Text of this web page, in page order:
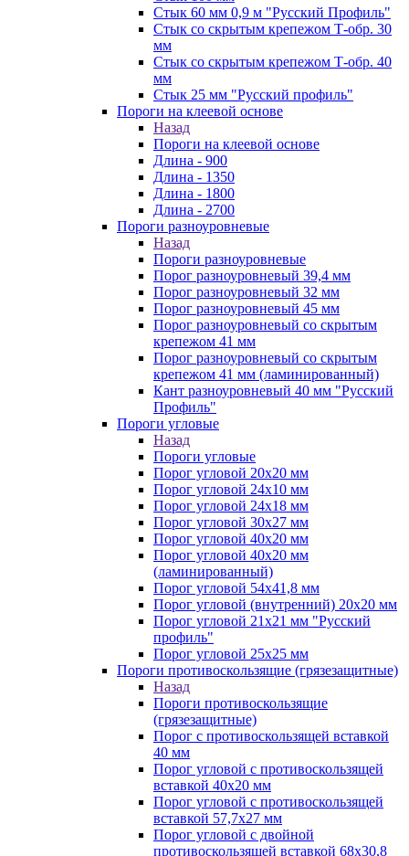
Стык 60 мм 0,9 м "Русский Профиль"
Стык со скрытым крепежом Т-обр. 30
мм
Стык со скрытым крепежом Т-обр. 40
мм
Стык 25 мм "Русский профиль"
Пороги на клеевой основе
Назад
Пороги на клеевой основе
Длина - 900
Длина - 1350
Длина - 1800
Длина - 2700
Пороги разноуровневые
Назад
Пороги разноуровневые
Порог разноуровневый 39,4 мм
Порог разноуровневый 32 мм
Порог разноуровневый 45 мм
Порог разноуровневый со скрытым
крепежом 41 мм
Порог разноуровневый со скрытым
крепежом 41 мм (ламинированный)
Кант разноуровневый 40 мм "Русский
Профиль"
Пороги угловые
Назад
Пороги угловые
Порог угловой 20х20 мм
Порог угловой 24х10 мм
Порог угловой 24х18 мм
Порог угловой 30х27 мм
Порог угловой 40х20 мм
Порог угловой 40х20 мм
(ламинированный)
Порог угловой 54х41,8 мм
Порог угловой (внутренний) 20х20 мм
Порог угловой 21х21 мм "Русский
профиль"
Порог угловой 25х25 мм
Пороги противоскользящие (грязезащитные)
Назад
Пороги противоскользящие
(грязезащитные)
Порог с противоскользящей вставкой
40 мм
Порог угловой с противоскользящей
вставкой 40х20 мм
Порог угловой с противоскользящей
вставкой 57,7х27 мм
Порог угловой с двойной
противоскользящей вставкой 68х30,8